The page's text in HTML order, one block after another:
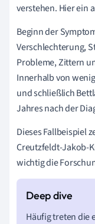
verstehen. Hier ein
Beginn der
Verschlechterung,
Probleme, Zittern
Innerhalb von
und schließlich
Jahres nach der
Dieses Fallbeispiel
Creutzfeldt-Jakob-
wichtig die
Häufig treten die